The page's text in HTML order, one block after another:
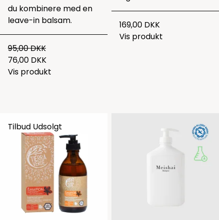
du kombinere med en
leave-in balsam.
95,00 DKK
76,00 DKK
Vis produkt
169,00 DKK
Vis produkt
Tilbud Udsolgt